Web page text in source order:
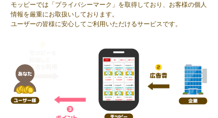
モッピーでは「プライバシーマーク」を取得しており、お客様の個人
情報を厳重にお取扱いしております。
ユーザーの皆様に安心してご利用いただけるサービスです。